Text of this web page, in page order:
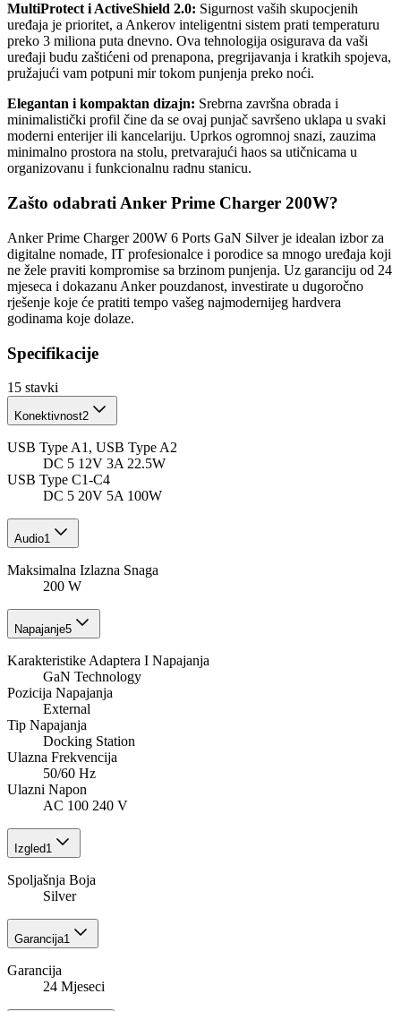
MultiProtect i ActiveShield 2.0: Sigurnost vaših skupocjenih
uređaja je prioritet, a Ankerov inteligentni sistem prati temperaturu
preko 3 miliona puta dnevno. Ova tehnologija osigurava da vaši
uređaji budu zaštićeni od prenapona, pregrijavanja i kratkih spojeva,
pružajući vam potpuni mir tokom punjenja preko noći.
Elegantan i kompaktan dizajn: Srebrna završna obrada i
minimalistički profil čine da se ovaj punjač savršeno uklapa u svaki
moderni enterijer ili kancelariju. Uprkos ogromnoj snazi, zauzima
minimalno prostora na stolu, pretvarajući haos sa utičnicama u
organizovanu i funkcionalnu radnu stanicu.
Zašto odabrati Anker Prime Charger 200W?
Anker Prime Charger 200W 6 Ports GaN Silver je idealan izbor za
digitalne nomade, IT profesionalce i porodice sa mnogo uređaja koji
ne žele praviti kompromise sa brzinom punjenja. Uz garanciju od 24
mjeseca i dokazanu Anker pouzdanost, investirate u dugoročno
rješenje koje će pratiti tempo vašeg najmodernijeg hardvera
godinama koje dolaze.
Specifikacije
15 stavki
Konektivnost2
USB Type A1, USB Type A2
DC 5 12V 3A 22.5W
USB Type C1-C4
DC 5 20V 5A 100W
Audio1
Maksimalna Izlazna Snaga
200 W
Napajanje5
Karakteristike Adaptera I Napajanja
GaN Technology
Pozicija Napajanja
External
Tip Napajanja
Docking Station
Ulazna Frekvencija
50/60 Hz
Ulazni Napon
AC 100 240 V
Izgled1
Spoljašnja Boja
Silver
Garancija1
Garancija
24 Mjeseci